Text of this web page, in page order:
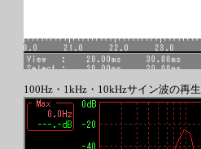
100Hz・1kHz・10kHzサイン波の再生